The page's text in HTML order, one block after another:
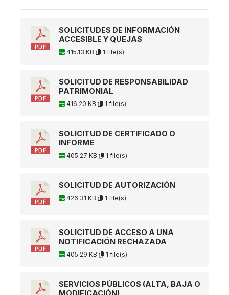
SOLICITUDES DE INFORMACIÓN
ACCESIBLE Y QUEJAS
415.13 KB 1 file(s)
SOLICITUD DE RESPONSABILIDAD
PATRIMONIAL
416.20 KB 1 file(s)
SOLICITUD DE CERTIFICADO O
INFORME
405.27 KB 1 file(s)
SOLICITUD DE AUTORIZACIÓN
426.31 KB 1 file(s)
SOLICITUD DE ACCESO A UNA
NOTIFICACIÓN RECHAZADA
405.29 KB 1 file(s)
SERVICIOS PÚBLICOS (ALTA, BAJA O